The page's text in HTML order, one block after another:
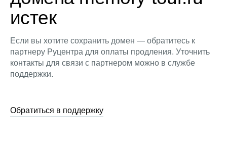
истек
Если вы хотите сохранить домен — обратитесь к
партнеру Руцентра для оплаты продления. Уточнить
контакты для связи с партнером можно в службе
поддержки.
Обратиться в поддержку